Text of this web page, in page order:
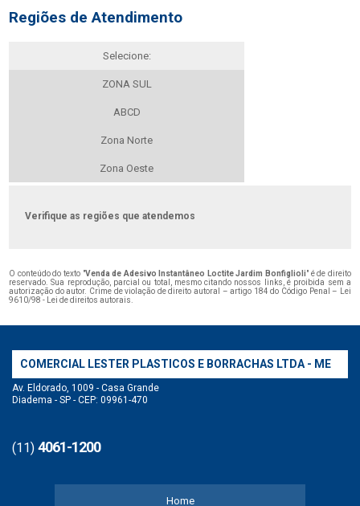
Regiões de Atendimento
Selecione:
ZONA SUL
ABCD
Zona Norte
Zona Oeste
Verifique as regiões que atendemos
O conteúdo do texto "Venda de Adesivo Instantâneo Loctite Jardim Bonfiglioli" é de direito
reservado. Sua reprodução, parcial ou total, mesmo citando nossos links, é proibida sem a
autorização do autor. Crime de violação de direito autoral – artigo 184 do Código Penal –
Lei
9610/98 - Lei de direitos autorais
COMERCIAL LESTER PLASTICOS E BORRACHAS LTDA - ME
Av. Eldorado, 1009 - Casa Grande
Diadema - SP - CEP: 09961-470
(11) 4061-1200
Home